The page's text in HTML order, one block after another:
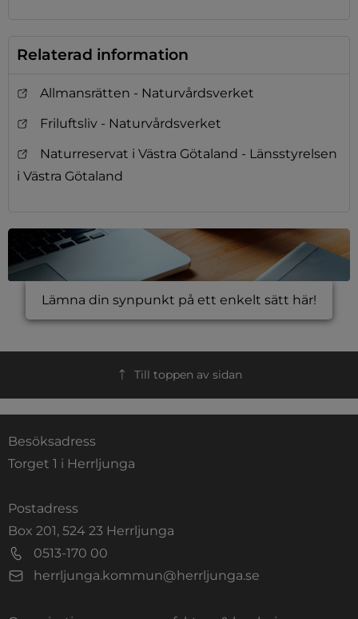
Relaterad information
Allmansrätten - Naturvårdsverket
Friluftsliv - Naturvårdsverket
Naturreservat i Västra Götaland - Länsstyrelsen
i Västra Götaland
Lämna din synpunkt på ett enkelt sätt här!
Till toppen av sidan
Besöksadress
Torget 1 i Herrljunga
Postadress
Box 201, 524 23 Herrljunga
0513-170 00
herrljunga.kommun@herrljunga.se